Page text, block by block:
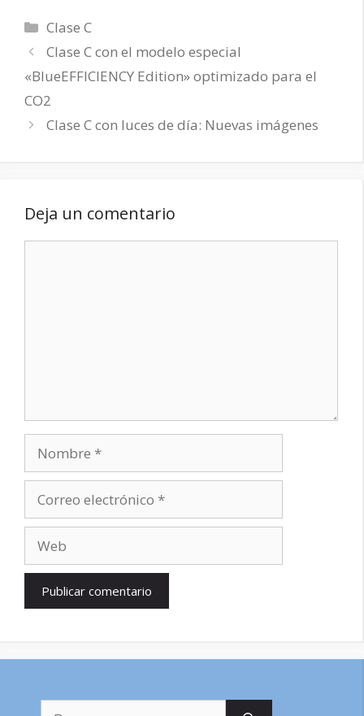
Categorías
Clase C
Clase C con el modelo especial
«BlueEFFICIENCY Edition» optimizado para el
CO2
Clase C con luces de día: Nuevas imágenes
Deja un comentario
electrónico